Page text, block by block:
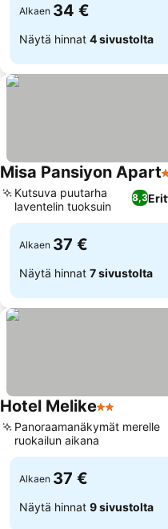
Alkaen 34 €
Näytä hinnat 4 sivustolta
Misa Pansiyon Apart
8,3
Kutsuva puutarha
laventelin tuoksuin
Alkaen 37 €
Näytä hinnat 7 sivustolta
Hotel Melike2
Panoraamanäkymät merelle
ruokailun aikana
Alkaen 37 €
Näytä hinnat 9 sivustolta